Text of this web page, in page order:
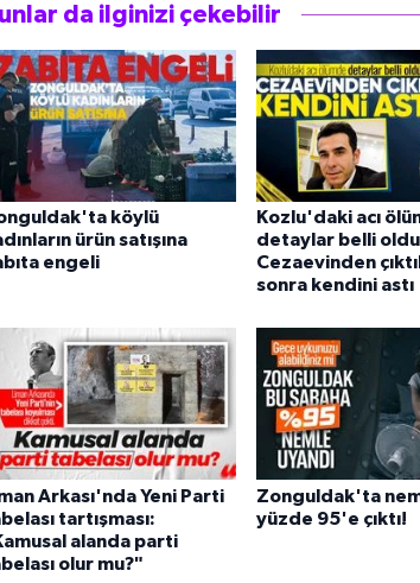
da ilginizi çekebilir
köylü
ürün satışına
engeli
Kozlu'daki acı
detaylar belli
Cezaevinden
sonra kendini astı
Arkası'nda Yeni Parti
tartışması:
alanda parti
olur mu?"
Zonguldak'ta
yüzde 95'e çıktı!